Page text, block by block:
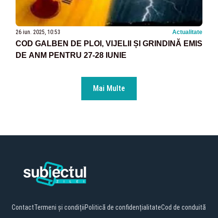
26 iun. 2025, 10:53 Actualitate
COD GALBEN DE PLOI, VIJELII ȘI GRINDINĂ EMIS
DE ANM PENTRU 27-28 IUNIE
Mai Multe
ContactTermeni și condițiiPolitică de confidențialitateCod de conduită